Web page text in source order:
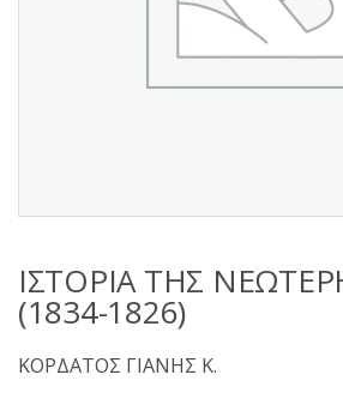
ΙΣΤΟΡΙΑ ΤΗΣ
(1834-1826)
ΚΟΡΔΑΤΟΣ ΓΙΑΝΗΣ Κ.